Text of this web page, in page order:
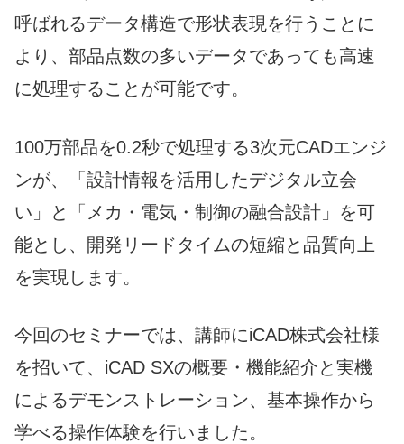
呼ばれるデータ構造で形状表現を行うことに
より、部品点数の多いデータであっても高速
に処理することが可能です。
100万部品を0.2秒で処理する3次元CADエンジ
ンが、「設計情報を活用したデジタル立会
い」と「メカ・電気・制御の融合設計」を可
能とし、開発リードタイムの短縮と品質向上
を実現します。
今回のセミナーでは、講師にiCAD株式会社様
を招いて、iCAD SXの概要・機能紹介と実機
によるデモンストレーション、基本操作から
学べる操作体験を行いました。